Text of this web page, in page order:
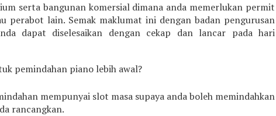
serta bangunan komersial dimana anda memerlukan permit
perabot lain. Semak maklumat ini dengan badan pengurusan
dapat diselesaikan dengan cekap dan lancar pada hari
pemindahan piano lebih awal?
mempunyai slot masa supaya anda boleh memindahkan
rancangkan.